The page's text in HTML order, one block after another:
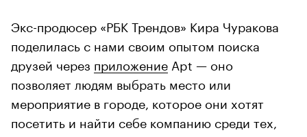
Экс-продюсер «РБК Трендов» Кира Чуракова
поделилась с нами своим опытом поиска
друзей через приложение Apt — оно
позволяет людям выбрать место или
мероприятие в городе, которое они хотят
посетить и найти себе компанию среди тех,